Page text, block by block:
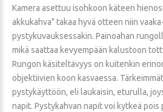
Kamera asettuu isohkoon käteen
akkukahva" takaa hyvä otteen niin
pystykuvauksessakin. Painoahan
mikä saattaa kevyempään kalustoon
Rungon käsiteltävyys on kuitenkin
objektiivien koon kasvaessa.
pystykäyttöön, eli laukaisin, eturulla,
napit. Pystykahvan napit voi kytkeä pois